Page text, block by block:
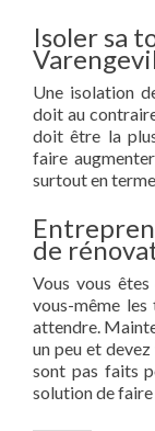
Isoler sa
Une isolation
doit au
doit être la
faire
surtout en
de
Vous vous
vous-même
attendre.
un peu et
sont pas faits
solution de faire